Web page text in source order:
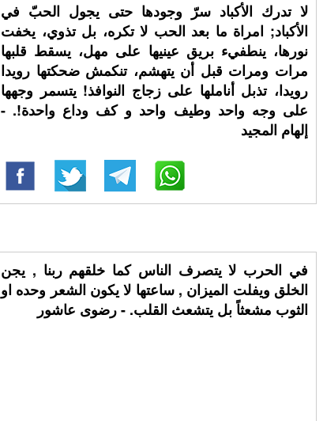
لا تدرك الأكباد سرّ وجودها حتى يجول الحبّ في
الأكباد; امراة ما بعد الحب لا تكره، بل تذوي، يخفت
نورها، ينطفيء بريق عينيها على مهل، يسقط قلبها
مرات ومرات قبل أن يتهشم، تنكمش ضحكتها رويدا
رويدا، تذبل أناملها على زجاج النوافذ! يتسمر وجهها
على وجه واحد وطيف واحد و كف وداع واحدة!. -
إلهام المجيد
في الحرب لا يتصرف الناس كما خلقهم ربنا , يجن
الخلق ويفلت الميزان , ساعتها لا يكون الشعر وحده او
الثوب مشعثاً بل يتشعث القلب. - رضوى عاشور